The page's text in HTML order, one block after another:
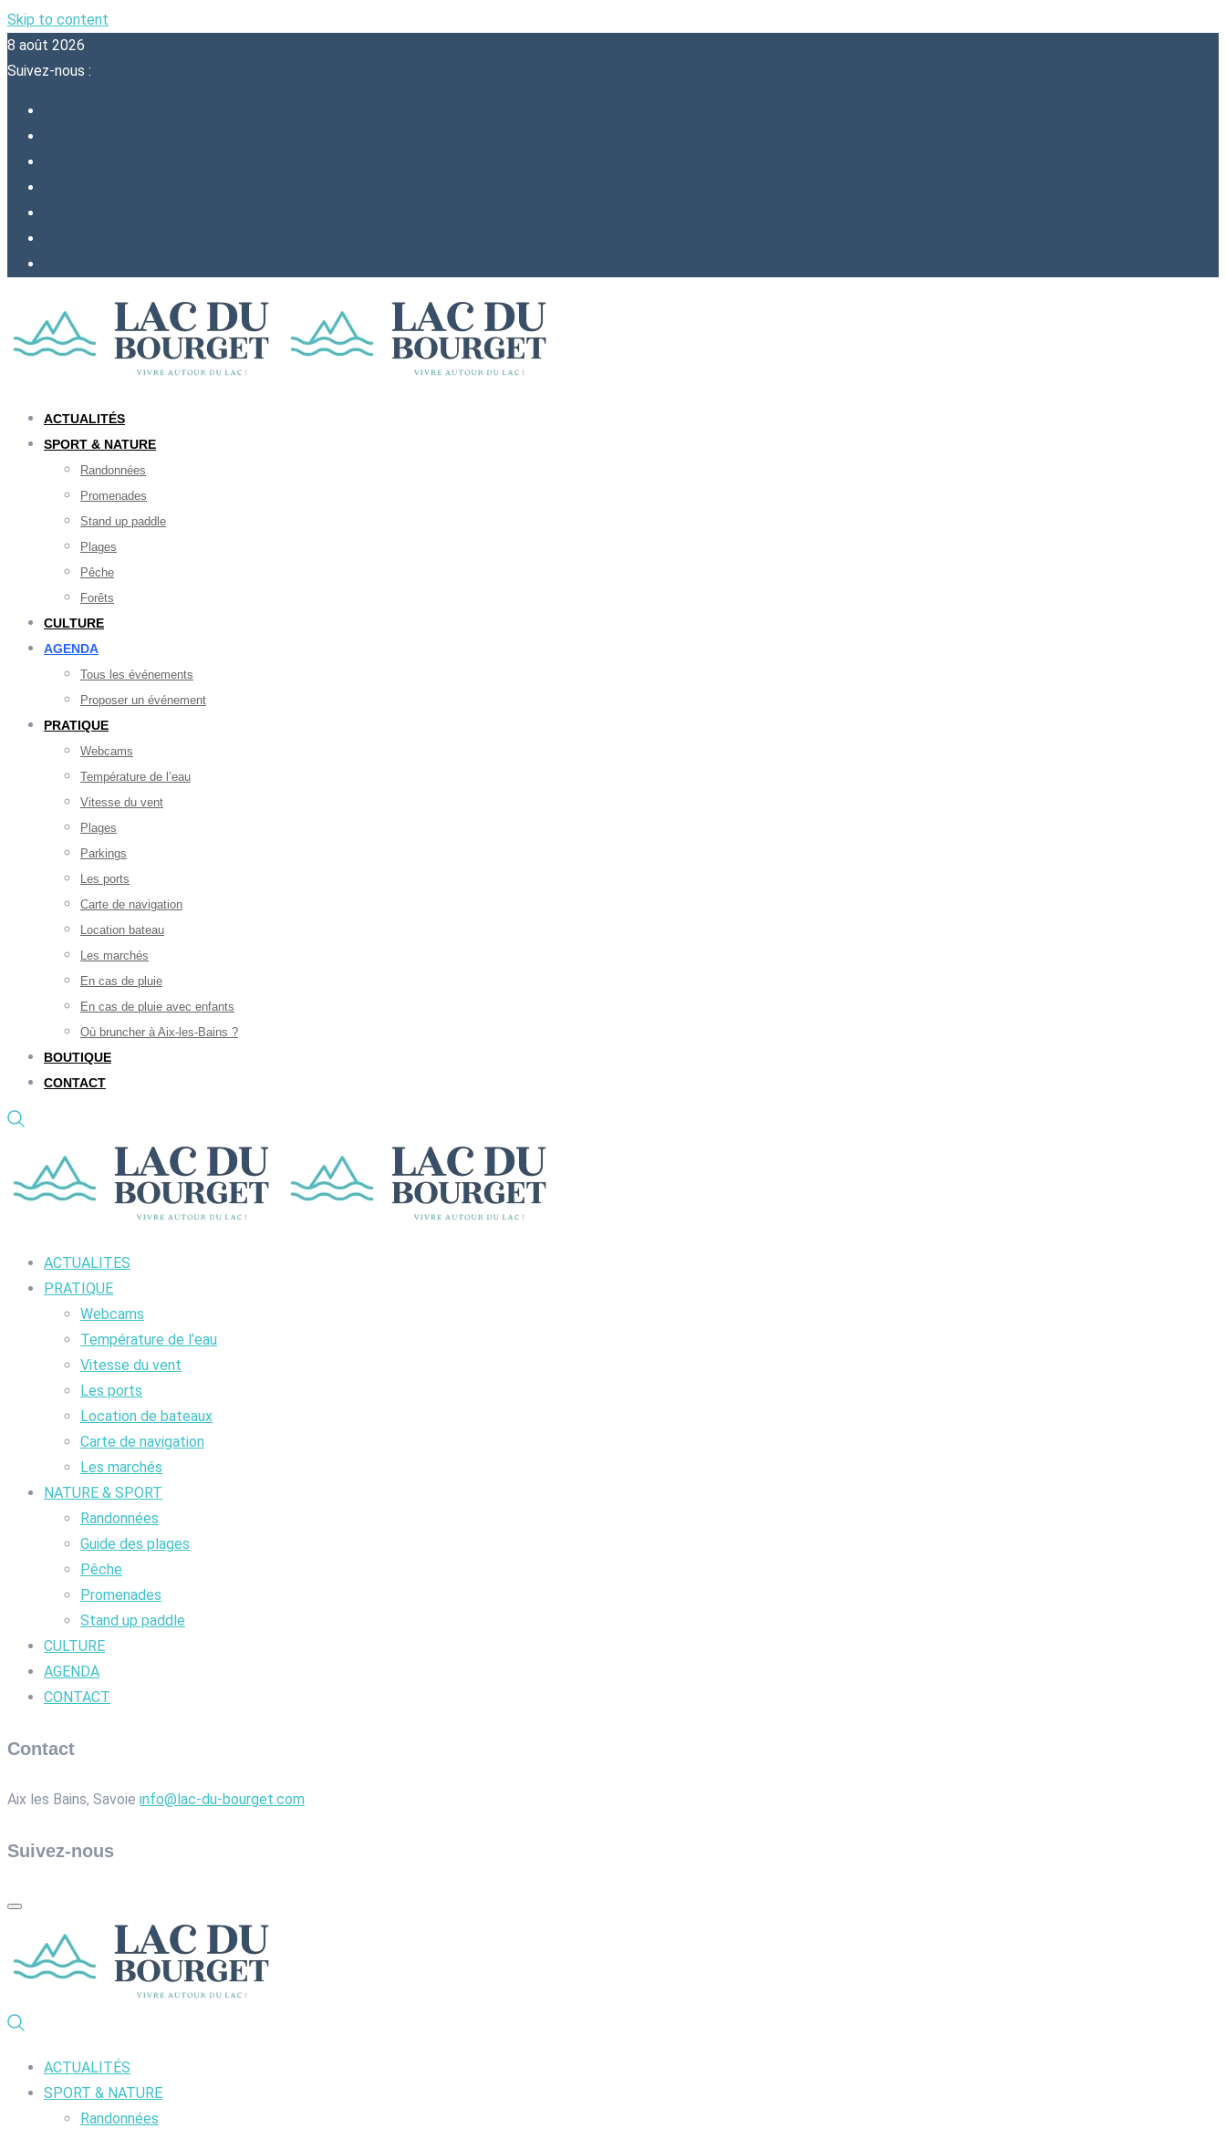
Skip to content
8 août 2026
Suivez-nous :
ACTUALITÉS
SPORT & NATURE
Randonnées
Promenades
Stand up paddle
Plages
Pêche
Forêts
CULTURE
AGENDA
Tous les événements
Proposer un événement
PRATIQUE
Webcams
Température de l’eau
Vitesse du vent
Plages
Parkings
Les ports
Carte de navigation
Location bateau
Les marchés
En cas de pluie
En cas de pluie avec enfants
Où bruncher à Aix-les-Bains ?
BOUTIQUE
CONTACT
ACTUALITES
PRATIQUE
Webcams
Température de l’eau
Vitesse du vent
Les ports
Location de bateaux
Carte de navigation
Les marchés
NATURE & SPORT
Randonnées
Guide des plages
Pêche
Promenades
Stand up paddle
CULTURE
AGENDA
CONTACT
Contact
Aix les Bains, Savoie info@lac-du-bourget.com
Suivez-nous
ACTUALITÉS
SPORT & NATURE
Randonnées